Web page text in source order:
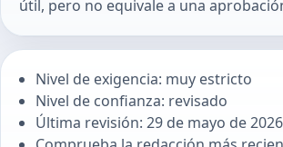
útil, pero no equivale a una
Nivel de exigencia: muy estricto
Nivel de confianza: revisado
Última revisión: 29 de mayo de 2026